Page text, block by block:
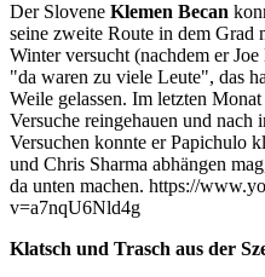
Der Slovene Klemen Becan
seine zweite Route in dem Grad
Winter versucht (nachdem er
"da waren zu viele Leute", das
Weile gelassen. Im letzten
Versuche reingehauen und nach
Versuchen konnte er Papichulo
und Chris Sharma abhängen
da unten machen. https://
v=a7nqU6Nld4g
Klatsch und Trasch aus der